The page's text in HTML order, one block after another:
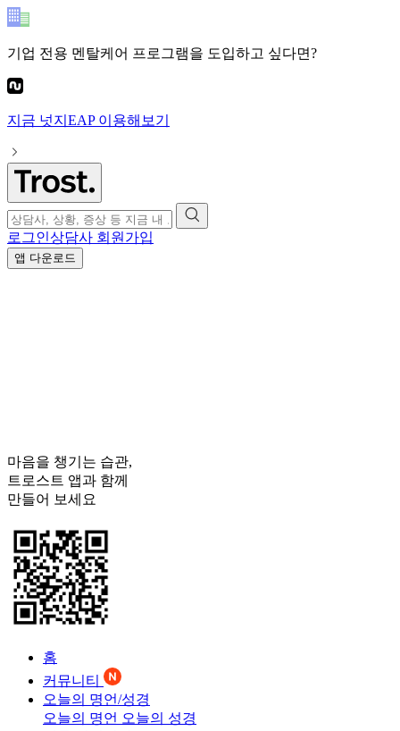
기업 전용 멘탈케어 프로그램을 도입하고 싶다면?
지금 넛지EAP이용해보기
로그인상담사 회원가입
앱 다운로드
마음을 챙기는 습관,
트로스트 앱과 함께
만들어 보세요
홈
커뮤니티
오늘의 명언/성경
오늘의 명언 오늘의 성경